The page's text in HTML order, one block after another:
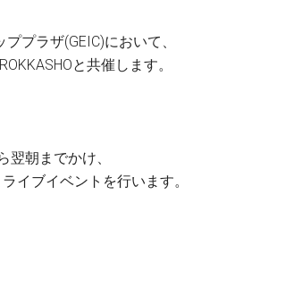
プラザ(GEIC)において、
と共催します。
朝までかけ、
イブイベントを行います。